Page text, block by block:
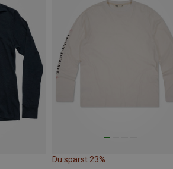
Du sparst 23%